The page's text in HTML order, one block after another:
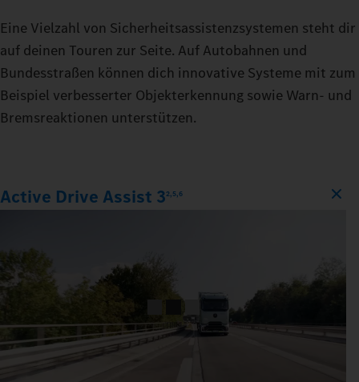
Eine Vielzahl von Sicherheitsassistenzsystemen steht dir
auf deinen Touren zur Seite. Auf Autobahnen und
Bundesstraßen können dich innovative Systeme mit zum
Beispiel verbesserter Objekterkennung sowie Warn‑ und
Bremsreaktionen unterstützen.
Active Drive Assist 32,5,6